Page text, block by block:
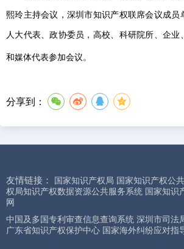
熙玲主持会议，深圳市知识产权联席会议成员
人大代表、政协委员，高校、科研院所、企业
和媒体代表参加会议。
分享到：
友情链接： 国家知识产权局 国家知识产权公
权局知识产权数据资源公共服务系统 国家知识
网
中国及多国专利审查信息查询系统 深圳市司法
广东省知识产权保护中心 国家海外纠纷应对指